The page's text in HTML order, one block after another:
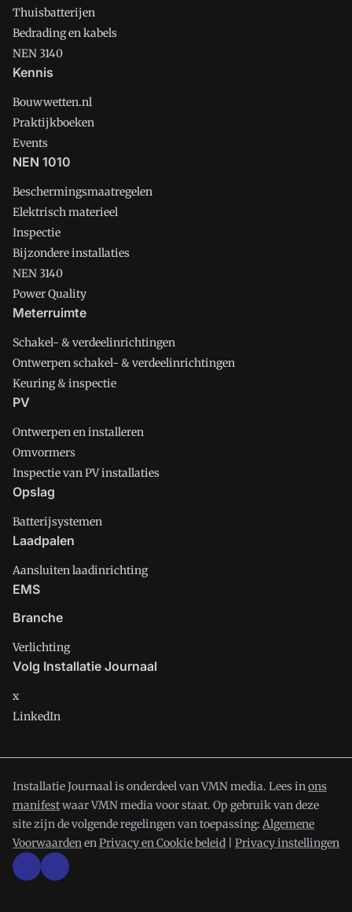
Thuisbatterijen
Bedrading en kabels
NEN 3140
Kennis
Bouwwetten.nl
Praktijkboeken
Events
NEN 1010
Beschermingsmaatregelen
Elektrisch materieel
Inspectie
Bijzondere installaties
NEN 3140
Power Quality
Meterruimte
Schakel- & verdeelinrichtingen
Ontwerpen schakel- & verdeelinrichtingen
Keuring & inspectie
PV
Ontwerpen en installeren
Omvormers
Inspectie van PV installaties
Opslag
Batterijsystemen
Laadpalen
Aansluiten laadinrichting
EMS
Branche
Verlichting
Volg Installatie Journaal
x
LinkedIn
Installatie Journaal is onderdeel van VMN media. Lees inons
manifestwaar VMN media voor staat. Op gebruik van deze
site zijn de volgende regelingen van toepassing: Algemene
VoorwaardenenPrivacy en Cookie beleid Privacy instellingen